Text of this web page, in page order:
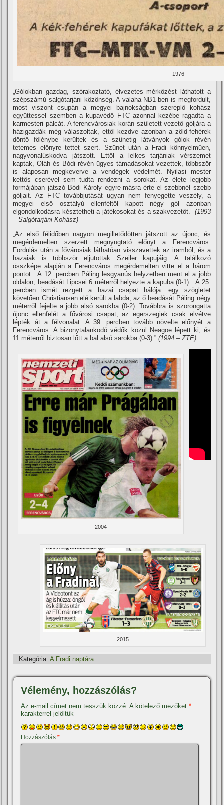
1976
„Gólokban gazdag, szórakoztató, élvezetes mérkőzést láthatott a
szépszámú salgótarjáni közönség. A valaha NB1-ben is megfordult,
most viszont csupán a megyei bajnokságban szereplő kohász
együttessel szemben a kupavédő FTC azonnal kezébe ragadta a
karmesteri pálcát. A ferencvárosiak korán született vezető góljára a
házigazdák még válaszoltak, ettől kezdve azonban a zöld-fehérek
döntő fölénybe kerültek és a szünetig látványok gólok révén
tetemes előnyre tettet szert. Szünet után a Fradi könnyelműen,
nagyvonalúskodva játszott. Ettől a lelkes tarjániak vérszemet
kaptak, Oláh és Bódi révén ügyes támadásokat vezettek, többször
is alaposan megkeverve a vendégek védelmét. Nyilasi mester
kettős cserével sem tudta rendezni a sorokat. Az élete legjobb
formájában játszó Bódi Károly egyre-másra érte el szebbnél szebb
góljait. Az FTC továbbjutását ugyan nem fenyegette veszély, a
megyei első osztályú ellenféltől kapott négy gól azonban
elgondolkodásra késztetheti a játékosokat és a szakvezetőt.” (1993
– Salgótarjáni Kohász)
„Az első félidőben nagyon megilletődötten játszott az újonc, és
megérdemelten szerzett megnyugtató előnyt a Ferencváros.
Fordulás után a fővárosiak láthatóan visszavettek az iramból, és a
hazaiak is többször eljutottak Szeiler kapujáig. A találkozó
összképe alapján a Ferencváros megérdemelten vitte el a három
pontot…A 12. percben Páling lesgyanús helyzetben ment el a jobb
oldalon, beadását Lipcsei 6 méterről helyezte a kapuba (0-1)…A 25.
percben ismét rezgett a hazai csapat hálója: egy szögletet
követően Christiansen elé került a labda, az ő beadását Páling négy
méterről fejelte a jobb alsó sarokba (0-2). Továbbra is szorongatta
újonc ellenfelét a fővárosi csapat, az egerszegiek csak elvétve
lépték át a félvonalat. A 39. percben tovább növelte előnyét a
Ferencváros. A bizonytalankodó védők közül Neagoe lépett ki, és
11 méterről biztosan lőtt a bal alsó sarokba (0-3).” (1994 – ZTE)
2004
2015
Kategória: A Fradi naptára
Vélemény, hozzászólás?
Az e-mail címet nem tesszük közzé. A kötelező mezőket*
karakterrel jelöltük
Hozzászólás*